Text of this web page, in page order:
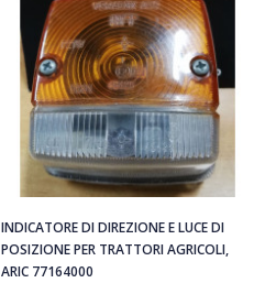
INDICATORE DI DIREZIONE E LUCE DI
POSIZIONE PER TRATTORI AGRICOLI,
ARIC 77164000